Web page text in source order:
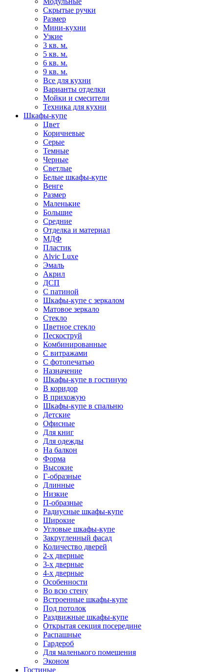
Скрытые ручки
Размер
Мини-кухни
Узкие
3 кв. м.
5 кв. м.
6 кв. м.
9 кв. м.
Все для кухни
Варианты отделки
Мойки и смесители
Техника для кухни
Шкафы-купе
Цвет
Коричневые
Серые
Темные
Черные
Светлые
Белые шкафы-купе
Венге
Размер
Маленькие
Большие
Средние
Отделка и материал
МДФ
Пластик
Alvic Luxe
Эмаль
Акрил
ДСП
С патиной
Шкафы-купе с зеркалом
Матовое зеркало
Стекло
Цветное стекло
Пескоструй
Комбинированные
С витражами
С фотопечатью
Назначение
Шкафы-купе в гостиную
В коридор
В прихожую
Шкафы-купе в спальню
Детские
Офисные
Для книг
Для одежды
На балкон
Форма
Высокие
Г-образные
Длинные
Низкие
П-образные
Радиусные шкафы-купе
Широкие
Угловые шкафы-купе
Закругленный фасад
Количество дверей
2-х дверные
3-х дверные
4-х дверные
Особенности
Во всю стену
Встроенные шкафы-купе
Под потолок
Раздвижные шкафы-купе
Открытая секция посередине
Распашные
Гардероб
Для маленького помещения
Эконом
Гостиные